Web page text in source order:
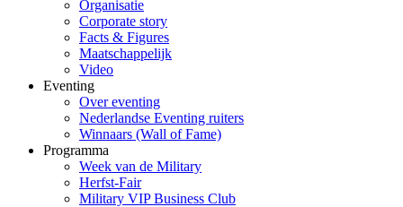
Organisatie
Corporate story
Facts & Figures
Maatschappelijk
Video
Eventing
Over eventing
Nederlandse Eventing ruiters
Winnaars (Wall of Fame)
Programma
Week van de Military
Herfst-Fair
Military VIP Business Club